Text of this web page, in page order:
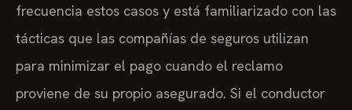
frecuencia estos casos y está familiarizado con las
tácticas que las compañías de seguros utilizan
para minimizar el pago cuando el reclamo
proviene de su propio asegurado. Si el conductor